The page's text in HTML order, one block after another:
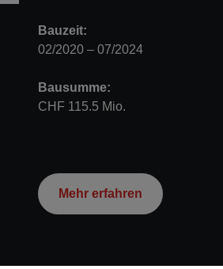
Bauzeit:
02/2020 – 07/2024
Bausumme:
CHF 115.5 Mio.
Mehr erfahren
Kontakt
STRABAG AG
Unterrohrstr. 5
+41 44 874 26 00